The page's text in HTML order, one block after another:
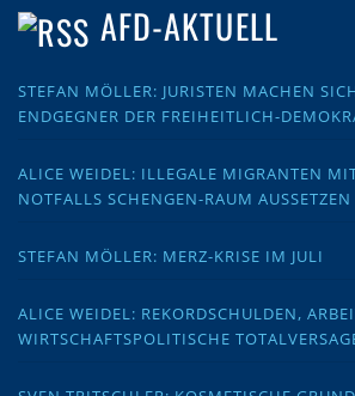
AFD-AKTUELL
STEFAN MÖLLER: JURISTEN MACHEN
ENDGEGNER DER FREIHEITLICH-
ALICE WEIDEL: ILLEGALE MIGRANTEN
NOTFALLS SCHENGEN-RAUM AUSSETZEN
STEFAN MÖLLER: MERZ-KRISE IM JULI
ALICE WEIDEL: REKORDSCHULDEN,
WIRTSCHAFTSPOLITISCHE